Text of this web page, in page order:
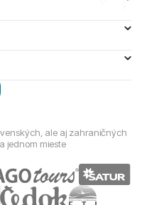
ale aj zahraničných
jednom mieste